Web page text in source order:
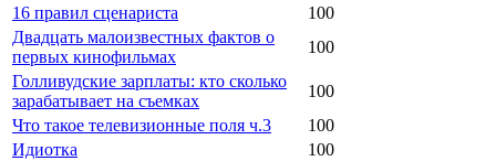
16 правил сценариста
100
Двадцать малоизвестных фактов о
первых кинофильмах
100
Голливудские зарплаты: кто сколько
зарабатывает на съемках
100
Что такое телевизионные поля ч.3
100
Идиотка
100